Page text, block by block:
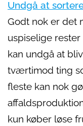
Undgå at
Godt nok er det
uspiselige
kan undgå at
tværtimod ting
fleste kan nok
kun køber løse